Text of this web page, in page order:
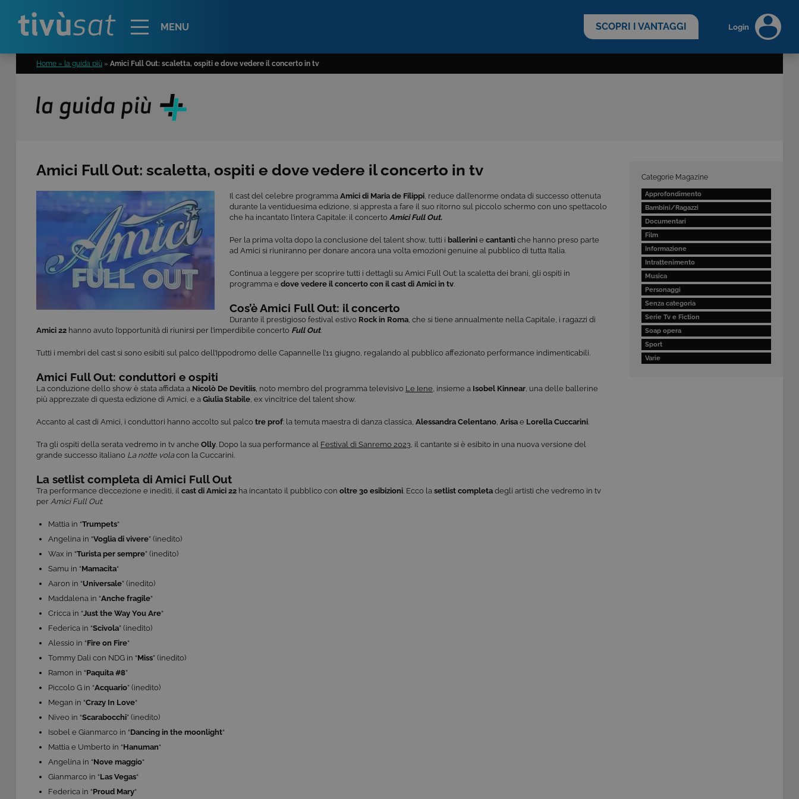
MENU SCOPRI I VANTAGGI Login
Home » la guida più » Amici Full Out: scaletta, ospiti e dove vedere il concerto in tv
Categorie Magazine
Approfondimento
Bambini/Ragazzi
Documentari
Film
Informazione
Intrattenimento
Musica
Personaggi
Senza categoria
Serie Tv e Fiction
Soap opera
Sport
Varie
Amici Full Out: scaletta, ospiti e dove vedere il concerto in tv
Il cast del celebre programma Amici di Maria de Filippi, reduce dall’enorme ondata di successo ottenuta
durante la ventiduesima edizione, si appresta a fare il suo ritorno sul piccolo schermo con uno spettacolo
che ha incantato l’intera Capitale: il concerto Amici Full Out.
Per la prima volta dopo la conclusione del talent show, tutti i ballerini e cantanti che hanno preso parte
ad Amici si riuniranno per donare ancora una volta emozioni genuine al pubblico di tutta Italia.
Continua a leggere per scoprire tutti i dettagli su Amici Full Out: la scaletta dei brani, gli ospiti in
programma e dove vedere il concerto con il cast di Amici in tv.
Cos’è Amici Full Out: il concerto
Durante il prestigioso festival estivo Rock in Roma, che si tiene annualmente nella Capitale, i ragazzi di
Amici 22 hanno avuto l’opportunità di riunirsi per l’imperdibile concerto Full Out.
Tutti i membri del cast si sono esibiti sul palco dell’Ippodromo delle Capannelle l’11 giugno, regalando al pubblico affezionato performance indimenticabili.
Amici Full Out: conduttori e ospiti
La conduzione dello show è stata affidata a Nicolò De Devitiis, noto membro del programma televisivo Le Iene, insieme a Isobel Kinnear, una delle ballerine
più apprezzate di questa edizione di Amici, e a Giulia Stabile, ex vincitrice del talent show.
Accanto al cast di Amici, i conduttori hanno accolto sul palco tre prof: la temuta maestra di danza classica, Alessandra Celentano, Arisa e Lorella Cuccarini.
Tra gli ospiti della serata vedremo in tv anche Olly. Dopo la sua performance al Festival di Sanremo 2023, il cantante si è esibito in una nuova versione del
grande successo italiano La notte volacon la Cuccarini.
La setlist completa di Amici Full Out
Tra performance d’eccezione e inediti, il cast di Amici 22 ha incantato il pubblico con oltre 30 esibizioni. Ecco la setlist completa degli artisti che vedremo in tv
per Amici Full Out:
Mattia in “Trumpets“
Angelina in “Voglia di vivere” (inedito)
Wax in “Turista per sempre” (inedito)
Samu in “Mamacita“
Aaron in “Universale” (inedito)
Maddalena in “Anche fragile“
Cricca in “Just the Way You Are“
Federica in “Scivola” (inedito)
Alessio in “Fire on Fire“
Tommy Dali con NDG in “Miss” (inedito)
Ramon in “Paquita #8”
Piccolo G in “Acquario” (inedito)
Megan in “Crazy In Love“
Niveo in “Scarabocchi” (inedito)
Isobel e Gianmarco in “Dancing in the moonlight“
Mattia e Umberto in “Hanuman“
Angelina in “Nove maggio“
Gianmarco in “Las Vegas“
Federica in “Proud Mary“